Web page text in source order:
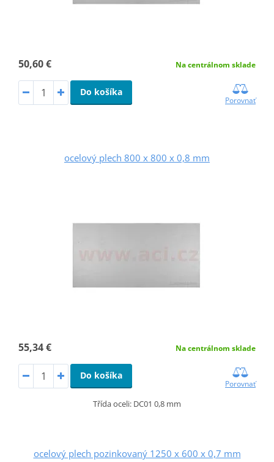
50,60 € Na centrálnom sklade
Do košíka
Porovnať
ocelový plech 800 x 800 x 0,8 mm
55,34 € Na centrálnom sklade
Do košíka
Porovnať
Třída oceli: DC01 0,8 mm
ocelový plech pozinkovaný 1250 x 600 x 0,7 mm